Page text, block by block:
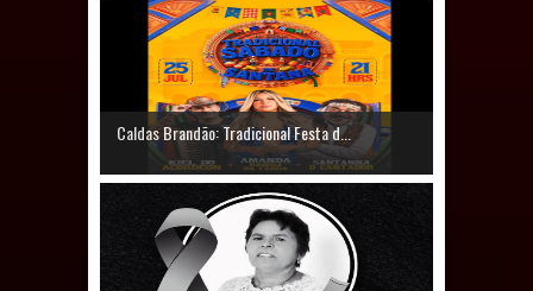
parcelamentos são referentes a
débitos históricos
Caldas Brandão: Tradicional Festa d...